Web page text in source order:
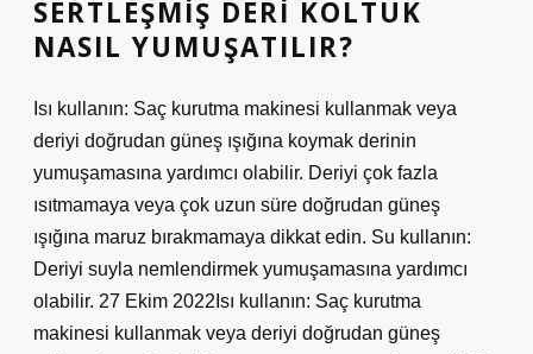
SERTLEŞMIŞ DERI KOLTUK
NASIL YUMUŞATILIR?
Isı kullanın: Saç kurutma makinesi kullanmak veya
deriyi doğrudan güneş ışığına koymak derinin
yumuşamasına yardımcı olabilir. Deriyi çok fazla
ısıtmamaya veya çok uzun süre doğrudan güneş
ışığına maruz bırakmamaya dikkat edin. Su kullanın:
Deriyi suyla nemlendirmek yumuşamasına yardımcı
olabilir. 27 Ekim 2022Isı kullanın: Saç kurutma
makinesi kullanmak veya deriyi doğrudan güneş